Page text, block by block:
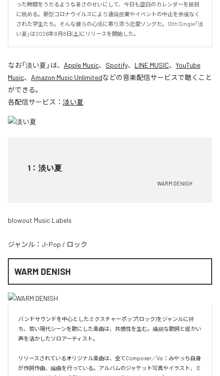
った時間をうだるような暑さのせいにして、今日も空白のカレンダーを横目
に眺める。新型コロナウイルスにより遠隔授業やイベントの中止を余儀なく
された学生たち。そんな彼らの心境に寄り添う恋愛ソングだ。13th Single「淡
い夏」は2026年8月8日(土)にリリースを開始した。
なお「淡い夏 」は、 Apple Music、 Spotify、 LINE MUSIC、 YouTube
Music、 Amazon Music Unlimitedなどの音楽配信サービスで聴くこと
ができる。
各配信サービス： 淡い夏
1 ： 淡い夏
WARM DENISH
blowout Music Labels
ジャンル： J-Pop / ロック
WARM DENISH
バンドサウンドを中心としたミクスチャーポップ(ロック)をジャンルに持
ち、若い現代シーンを歌にした楽曲は、共感性を生む。繊細な歌詞と暖かい
声を活かしたソロアーティスト。
リリースされているオリジナル楽曲は、全てComposer／Vo：みやっち自身
が作詞作曲、編曲を行っている。アルバムのジャケット写真やイラスト、ミ